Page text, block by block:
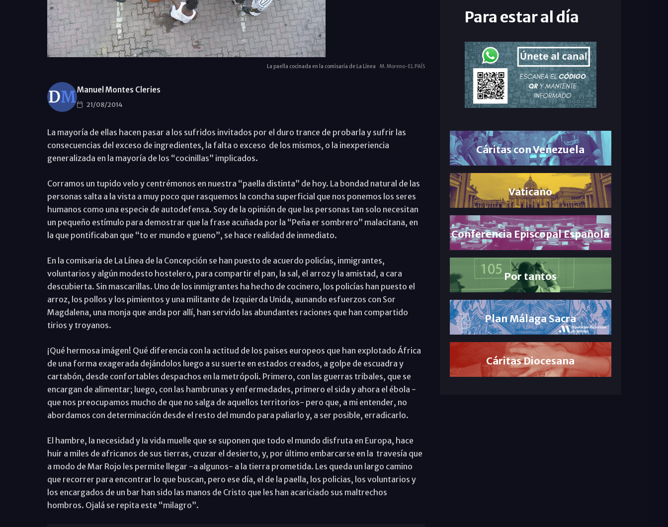
La paella cocinada en la comisaría de La Línea M. Moreno-EL PAÍS
Manuel Montes Cleries
21/08/2014
La mayoría de ellas hacen pasar a los sufridos invitados por el duro trance de probarla y sufrir las
consecuencias del exceso de ingredientes, la falta o exceso de los mismos, o la inexperiencia
generalizada en la mayoría de los “cocinillas” implicados.
Corramos un tupido velo y centrémonos en nuestra “paella distinta” de hoy. La bondad natural de las
personas salta a la vista a muy poco que rasquemos la concha superficial que nos ponemos los seres
humanos como una especie de autodefensa. Soy de la opinión de que las personas tan solo necesitan
un pequeño estímulo para demostrar que la frase acuñada por la “Peña er sombrero” malacitana, en
la que pontificaban que “to er mundo e gueno”, se hace realidad de inmediato.
En la comisaria de La Línea de la Concepción se han puesto de acuerdo policías, inmigrantes,
voluntarios y algún modesto hostelero, para compartir el pan, la sal, el arroz y la amistad, a cara
descubierta. Sin mascarillas. Uno de los inmigrantes ha hecho de cocinero, los policías han puesto el
arroz, los pollos y los pimientos y una militante de Izquierda Unida, aunando esfuerzos con Sor
Magdalena, una monja que anda por allí, han servido las abundantes raciones que han compartido
tirios y troyanos.
¡Qué hermosa imágen! Qué diferencia con la actitud de los paises europeos que han explotado África
de una forma exagerada dejándolos luego a su suerte en estados creados, a golpe de escuadra y
cartabón, desde confortables despachos en la metrópoli. Primero, con las guerras tribales, que se
encargan de alimentar; luego, con las hambrunas y enfermedades, primero el sida y ahora el ébola -
que nos preocupamos mucho de que no salga de aquellos territorios- pero que, a mi entender, no
abordamos con determinación desde el resto del mundo para paliarlo y, a ser posible, erradicarlo.
El hambre, la necesidad y la vida muelle que se suponen que todo el mundo disfruta en Europa, hace
huir a miles de africanos de sus tierras, cruzar el desierto, y, por último embarcarse en la travesía que
a modo de Mar Rojo les permite llegar -a algunos- a la tierra prometida. Les queda un largo camino
que recorrer para encontrar lo que buscan, pero ese día, el de la paella, los policias, los voluntarios y
los encargados de un bar han sido las manos de Cristo que les han acariciado sus maltrechos
hombros. Ojalá se repita este “milagro”.
Para estar al día
Cáritas con Venezuela
Vaticano
Conferencia Episcopal Española
Por tantos
Plan Málaga Sacra
Cáritas Diocesana